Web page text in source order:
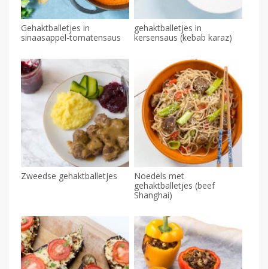
Gehaktballetjes in
sinaasappel-tomatensaus
gehaktballetjes in
kersensaus (kebab karaz)
Zweedse gehaktballetjes
Noedels met
gehaktballetjes (beef
Shanghai)